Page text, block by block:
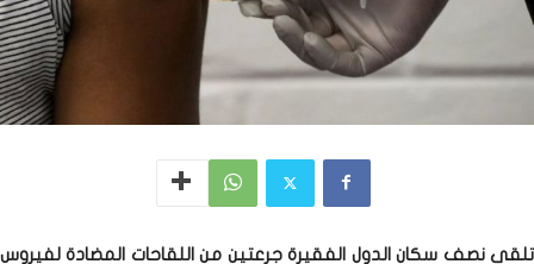
تلقى نصف سكان الدول الفقيرة جرعتين من اللقاحات المضادة لفيروس